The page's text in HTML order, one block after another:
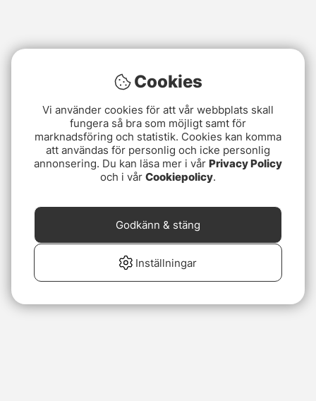
Cookies
Vi använder cookies för att vår webbplats skall
fungera så bra som möjligt samt för
marknadsföring och statistik. Cookies kan komma
att användas för personlig och icke personlig
annonsering. Du kan läsa mer i vår Privacy Policy
och i vår Cookiepolicy.
Inställningar
Godkänn & stäng